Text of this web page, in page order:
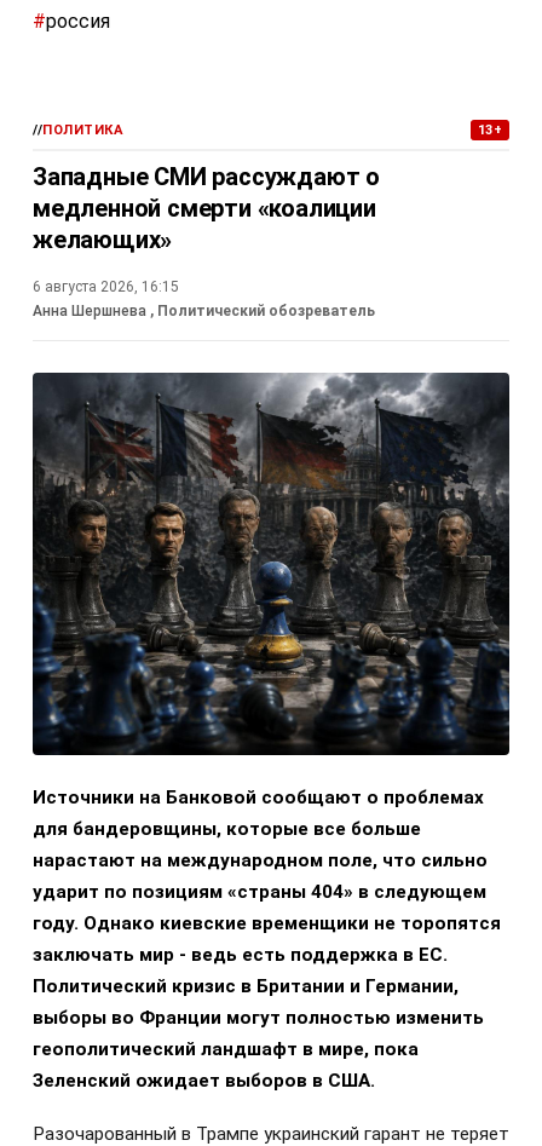
#россия
//ПОЛИТИКА 13+
Западные СМИ рассуждают о
медленной смерти «коалиции
желающих»
6 августа 2026, 16:15
Анна Шершнева , Политический обозреватель
Источники на Банковой сообщают о проблемах
для бандеровщины, которые все больше
нарастают на международном поле, что сильно
ударит по позициям «страны 404» в следующем
году. Однако киевские временщики не торопятся
заключать мир - ведь есть поддержка в ЕС.
Политический кризис в Британии и Германии,
выборы во Франции могут полностью изменить
геополитический ландшафт в мире, пока
Зеленский ожидает выборов в США.
Разочарованный в Трампе украинский гарант не теряет